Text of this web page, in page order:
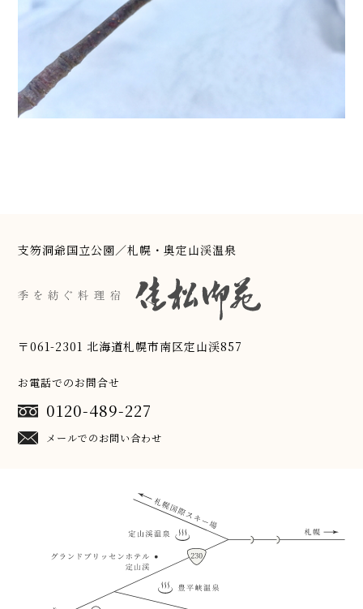
支笏洞爺国立公園／札幌・奥定山渓温泉
〒061-2301 北海道札幌市南区定山渓857
お電話でのお問合せ
0120-489-227
メールでのお問い合わせ